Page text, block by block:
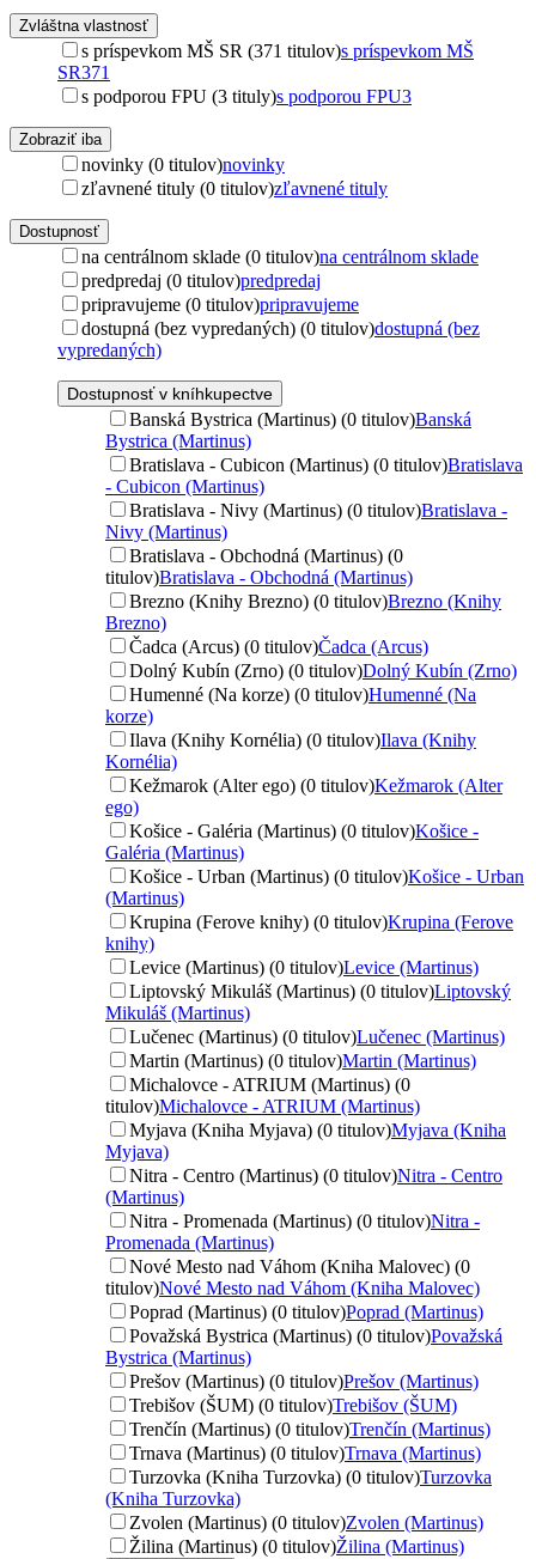
Zvláštna vlastnosť
s príspevkom MŠ SR (371 titulov)s príspevkom MŠ
SR371
s podporou FPU (3 tituly)s podporou FPU3
Zobraziť iba
novinky (0 titulov)novinky
zľavnené tituly (0 titulov)zľavnené tituly
Dostupnosť
na centrálnom sklade (0 titulov)na centrálnom sklade
predpredaj (0 titulov)predpredaj
pripravujeme (0 titulov)pripravujeme
dostupná (bez vypredaných) (0 titulov)dostupná (bez
vypredaných)
Dostupnosť v kníhkupectve
Banská Bystrica (Martinus) (0 titulov)Banská
Bystrica (Martinus)
Bratislava - Cubicon (Martinus) (0 titulov)Bratislava
- Cubicon (Martinus)
Bratislava - Nivy (Martinus) (0 titulov)Bratislava -
Nivy (Martinus)
Bratislava - Obchodná (Martinus) (0
titulov)Bratislava - Obchodná (Martinus)
Brezno (Knihy Brezno) (0 titulov)Brezno (Knihy
Brezno)
Čadca (Arcus) (0 titulov)Čadca (Arcus)
Dolný Kubín (Zrno) (0 titulov)Dolný Kubín (Zrno)
Humenné (Na korze) (0 titulov)Humenné (Na
korze)
Ilava (Knihy Kornélia) (0 titulov)Ilava (Knihy
Kornélia)
Kežmarok (Alter ego) (0 titulov)Kežmarok (Alter
ego)
Košice - Galéria (Martinus) (0 titulov)Košice -
Galéria (Martinus)
Košice - Urban (Martinus) (0 titulov)Košice - Urban
(Martinus)
Krupina (Ferove knihy) (0 titulov)Krupina (Ferove
knihy)
Levice (Martinus) (0 titulov)Levice (Martinus)
Liptovský Mikuláš (Martinus) (0 titulov)Liptovský
Mikuláš (Martinus)
Lučenec (Martinus) (0 titulov)Lučenec (Martinus)
Martin (Martinus) (0 titulov)Martin (Martinus)
Michalovce - ATRIUM (Martinus) (0
titulov)Michalovce - ATRIUM (Martinus)
Myjava (Kniha Myjava) (0 titulov)Myjava (Kniha
Myjava)
Nitra - Centro (Martinus) (0 titulov)Nitra - Centro
(Martinus)
Nitra - Promenada (Martinus) (0 titulov)Nitra -
Promenada (Martinus)
Nové Mesto nad Váhom (Kniha Malovec) (0
titulov)Nové Mesto nad Váhom (Kniha Malovec)
Poprad (Martinus) (0 titulov)Poprad (Martinus)
Považská Bystrica (Martinus) (0 titulov)Považská
Bystrica (Martinus)
Prešov (Martinus) (0 titulov)Prešov (Martinus)
Trebišov (ŠUM) (0 titulov)Trebišov (ŠUM)
Trenčín (Martinus) (0 titulov)Trenčín (Martinus)
Trnava (Martinus) (0 titulov)Trnava (Martinus)
Turzovka (Kniha Turzovka) (0 titulov)Turzovka
(Kniha Turzovka)
Zvolen (Martinus) (0 titulov)Zvolen (Martinus)
Žilina (Martinus) (0 titulov)Žilina (Martinus)